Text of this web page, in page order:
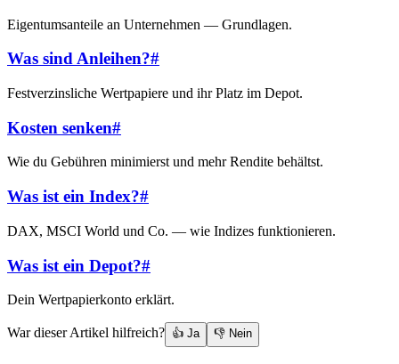
Eigentumsanteile an Unternehmen — Grundlagen.
Was sind Anleihen?#
Festverzinsliche Wertpapiere und ihr Platz im Depot.
Kosten senken#
Wie du Gebühren minimierst und mehr Rendite behältst.
Was ist ein Index?#
DAX, MSCI World und Co. — wie Indizes funktionieren.
Was ist ein Depot?#
Dein Wertpapierkonto erklärt.
War dieser Artikel hilfreich? 👍 Ja 👎 Nein